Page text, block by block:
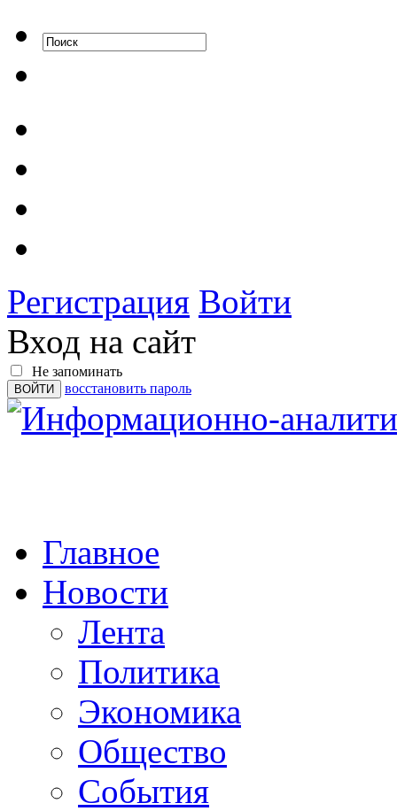
Регистрация Войти
Вход на сайт
Не запоминать
восстановить пароль
Главное
Новости
Лента
Политика
Экономика
Общество
События